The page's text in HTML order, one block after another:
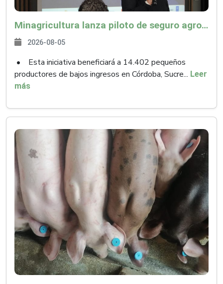
Minagricultura lanza piloto de seguro agropecuario por $9.625 millones para proteger a más de 14.000 pequeños productores contra riesgos del Fenómeno de El Niño
2026-08-05
• Esta iniciativa beneficiará a 14.402 pequeños
productores de bajos ingresos en Córdoba, Sucre... Leer
más